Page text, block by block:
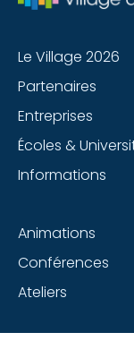
Le Village 2026
Partenaires
Entreprises
Écoles &
Informations
Animations
Conférences
Ateliers